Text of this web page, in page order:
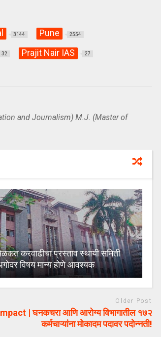
3144 Pune 2554
32 Prajit Nair IAS 27
and Journalism) M.J. (Master of
करवाढीचा प्रस्ताव स्थायी समिती
विषय मान्य होणे आवश्यक
Older Post
| घनकचरा आणि आरोग्य विभागातील १७२
कर्मचाऱ्यांना मोकादम पदावर पदोन्नती!